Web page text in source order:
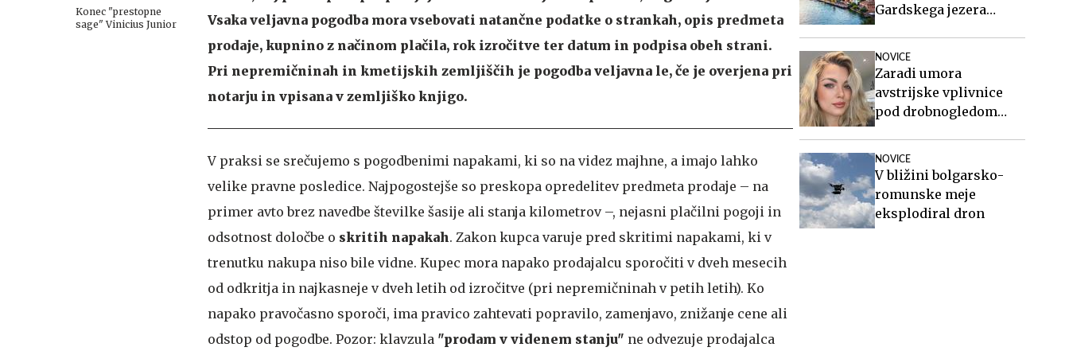
Konec "prestopne
sage" Vinicius Junior
Vsaka veljavna pogodba mora vsebovati natančne podatke o strankah, opis predmeta
prodaje, kupnino z načinom plačila, rok izročitve ter datum in podpisa obeh strani.
Pri nepremičninah in kmetijskih zemljiščih je pogodba veljavna le, če je overjena pri
notarju in vpisana v zemljiško knjigo.
V praksi se srečujemo s pogodbenimi napakami, ki so na videz majhne, a imajo lahko
velike pravne posledice. Najpogostejše so preskopa opredelitev predmeta prodaje – na
primer avto brez navedbe številke šasije ali stanja kilometrov –, nejasni plačilni pogoji in
odsotnost določbe o skritih napakah. Zakon kupca varuje pred skritimi napakami, ki v
trenutku nakupa niso bile vidne. Kupec mora napako prodajalcu sporočiti v dveh mesecih
od odkritja in najkasneje v dveh letih od izročitve (pri nepremičninah v petih letih). Ko
napako pravočasno sporoči, ima pravico zahtevati popravilo, zamenjavo, znižanje cene ali
odstop od pogodbe. Pozor: klavzula "prodam v videnem stanju" ne odvezuje prodajalca
Gardskega jezera
NOVICE
Zaradi umora
avstrijske vplivnice
pod drobnogledom
NOVICE
V bližini bolgarsko-
romunske meje
eksplodiral dron